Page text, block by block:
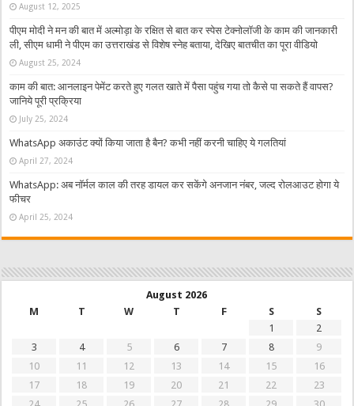
August 12, 2025
पीएम मोदी ने मन की बात में अल्मोड़ा के रक्षित से बात कर स्पेस टेक्नोलॉजी के काम की जानकारी
ली, सीएम धामी ने पीएम का उत्तराखंड से विशेष स्नेह बताया, देखिए बातचीत का पूरा वीडियो
August 25, 2024
काम की बात: आनलाइन पेमेंट करते हुए गलत खाते में पैसा पहुंच गया तो कैसे पा सकते हैं वापस?
जानिये पूरी प्रक्रिया
July 25, 2024
WhatsApp अकाउंट क्यों किया जाता है बैन? कभी नहीं करनी चाहिए ये गलतियां
April 27, 2024
WhatsApp: अब नॉर्मल काल की तरह डायल कर सकेंगे अनजान नंबर, जल्द रोलआउट होगा ये
फीचर
April 25, 2024
August 2026
M
T W T F S
S
1
2
3
4 5 6 7 8
9
10
11 12 13 14 15
16
17
18 19 20 21 22
23